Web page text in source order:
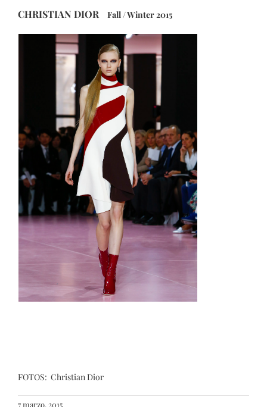
CHRISTIAN DIOR Fall / Winter 2015
FOTOS: Christian Dior
7 marzo, 2015